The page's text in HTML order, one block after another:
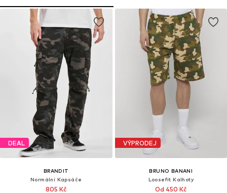
DEAL
BRANDIT
Normální Kapsáče
805 Kč
VÝPRODEJ
BRUNO BANANI
Loosefit Kalhoty
Od 450 Kč